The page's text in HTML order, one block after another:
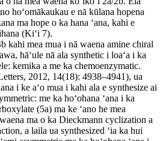
hoʻomākaukau e nā kūlana hopena
ma hope o ka hana ʻana, kahi e
(Kiʻi 7).
kahi mea mua i nā waena amine chiral
hāʻule nā ​​​​ala synthetic i loaʻa i ka
kemika a me ka chemoenzymatic.
2012, 14(18): 4938–4941), ua
i ke aʻo mua i kahi ala e synthesize ai
me ka hoʻohana ʻana i ka
(5a) ma ke ʻano he mea
ma o ka Dieckmann cyclization a
a laila ua synthesized ʻia ka hui